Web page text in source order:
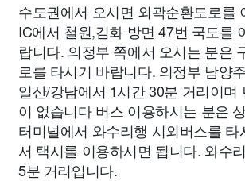
수도권에서 오시면 외곽순환도로를
IC에서 철원,김화 방면 47번 국도를
랍니다. 의정부 쪽에서 오시는 분은
로를 타시기 바랍니다. 의정부 남양
일산/강남에서 1시간 30분 거리이며
이 없습니다 버스 이용하시는 분은
터미널에서 와수리행 시외버스를 타
서 택시를 이용하시면 됩니다. 와수
5분 거리입니다.